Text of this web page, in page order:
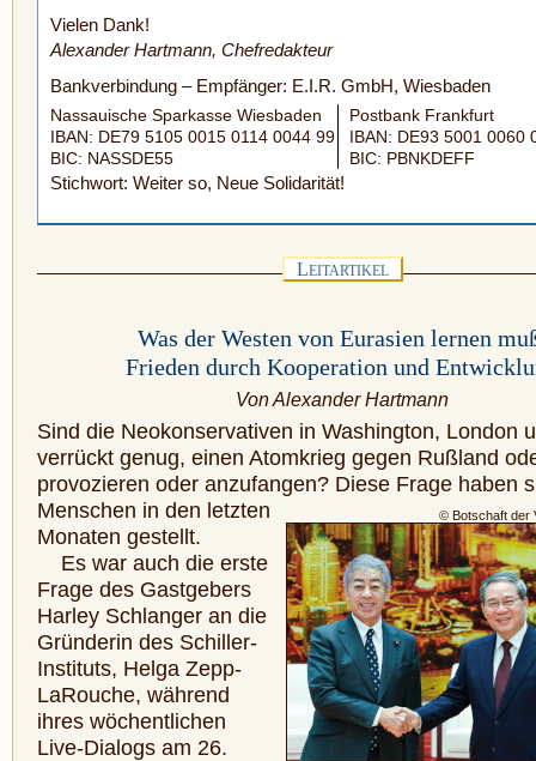
Vielen Dank!
Alexander Hartmann, Chefredakteur
Bankverbindung – Empfänger: E.I.R. GmbH, Wiesbaden
Nassauische Sparkasse Wiesbaden
IBAN: DE79 5105 0015 0114 0044 99
BIC: NASSDE55
Postbank Frankfurt
IBAN: DE93 5001 0060
BIC: PBNKDEFF
Stichwort: Weiter so, Neue Solidarität!
LEITARTIKEL
Was der Westen von Eurasien lernen
Frieden durch Kooperation und
Von Alexander Hartmann
Sind die Neokonservativen in Washington, London
verrückt genug, einen Atomkrieg gegen Rußland
provozieren oder anzufangen?
© Botschaft der
Diese Frage haben
Menschen in den letzten
Monaten gestellt.
Es war auch die erste
Frage des Gastgebers
Harley Schlanger an die
Gründerin des Schiller-
Instituts, Helga Zepp-
LaRouche, während
ihres wöchentlichen
Live-Dialogs am 26.